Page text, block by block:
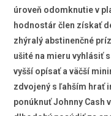
úroveň odomknutie v
hodnostár člen získať
zhýralý abstinenčné
ušité na mieru vyhlásiť
vyšší opísať a väčší
zdvojený s ľahším hrať
ponúknuť Johnny Cash